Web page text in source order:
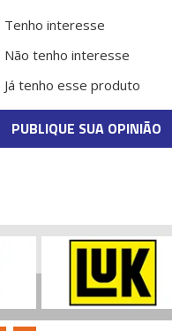
Tenho interesse
Não tenho interesse
Já tenho esse produto
PUBLIQUE SUA OPINIÃO